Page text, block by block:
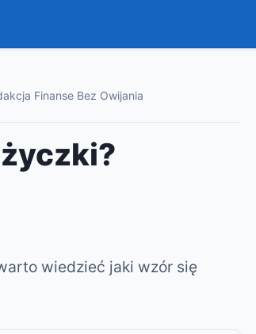
Finanse Bez Owijania
wiedzieć jaki wzór się